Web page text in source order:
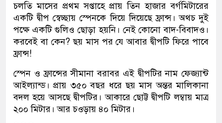
চলতি মাসের প্রথম সপ্তাহে প্রায় তিন হাজার বর্গমিটারের
একটি দ্বীপ স্বেচ্ছায় স্পেনকে দিয়ে দিয়েছে ফ্রান্স। অথচ দুই
পক্ষে একটি গুলিও ছোড়া হয়নি। নেই কোনো বাদ-বিবাদও।
করবেই বা কেন? ছয় মাস পর যে আবার দ্বীপটি ফিরে পাবে
ফ্রান্স!
স্পেন ও ফ্রান্সের সীমানা বরাবর এই দ্বীপটির নাম ফেজ্যান্ট
আইল্যান্ড। প্রায় ৩৫০ বছর ধরে ছয় মাস অন্তর মালিকানা
বদল হয়ে আসছে দ্বীপটির। আকারে ছোট্ট দ্বীপটি লম্বায় মাত্র
২০০ মিটার। আর চওড়ায় ৪০ মিটার।